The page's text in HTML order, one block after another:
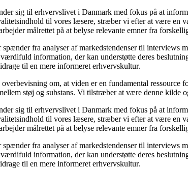
sig til erhvervslivet i Danmark med fokus på at
til vores læsere, stræber vi efter at være en
målrettet på at belyse relevante emner fra
fra analyser af markedstendenser til interviews
information, der kan understøtte deres
til en mere informeret erhvervskultur.
om, at viden er en fundamental
støj og substans. Vi tilstræber at være denne kilde
sig til erhvervslivet i Danmark med fokus på at
til vores læsere, stræber vi efter at være en
målrettet på at belyse relevante emner fra
fra analyser af markedstendenser til interviews
information, der kan understøtte deres
til en mere informeret erhvervskultur.